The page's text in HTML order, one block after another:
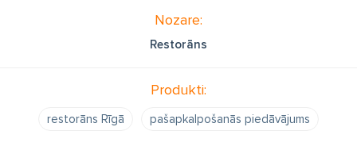
Nozare:
Restorāns
Produkti:
restorāns Rīgā pašapkalpošanās piedāvājums